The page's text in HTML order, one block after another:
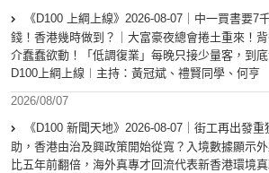
《D100 上綱上線》2026-08-07｜中一買書要7
錢！香港幾時做到？｜大富豪夜總會捲土重來！
介蠢蠢欲動！「低調復業」每晚只接少量客，到底
D100上綱上線︱主持：黃冠斌、禮賢同學、何亨
2026/08/07
《D100 新聞天地》2026-08-07｜街工再出發
助，香港由治及興政策開始從寬？入境數據顯示
比五年前翻倍，海外真專才回流代表新香港環境